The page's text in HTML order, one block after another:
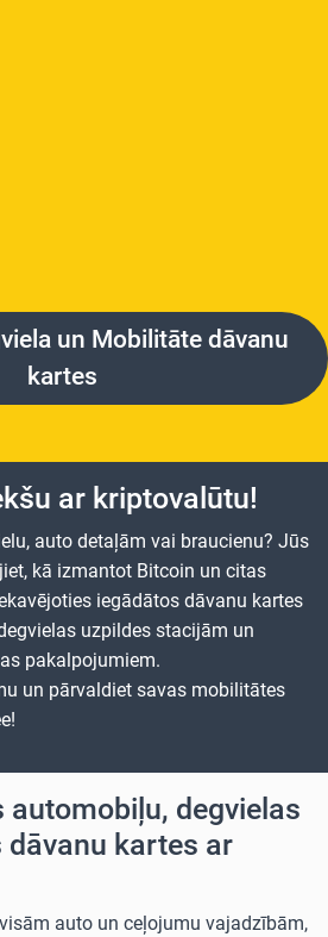
un Mobilitāte dāvanu
kartes
ar kriptovalūtu!
auto detaļām vai braucienu? Jūs
kā izmantot Bitcoin un citas
iegādātos dāvanu kartes
uzpildes stacijām un
pakalpojumiem.
un pārvaldiet savas mobilitātes
automobiļu, degvielas
kartes ar
auto un ceļojumu vajadzībām,